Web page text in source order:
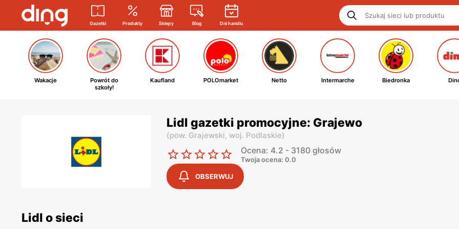
Gazetki Produkty Sklepy Blog Dni handlu
Wakacje
Powrót do
szkoły!
Kaufland POLOmarket Netto Intermarche Biedronka
Lidl gazetki promocyjne: Grajewo
(pow. Grajewski, woj. Podlaskie)
Ocena: 4.2 - 3180 głosów
Twoja ocena: 0.0
OBSERWUJ
Lidl o sieci